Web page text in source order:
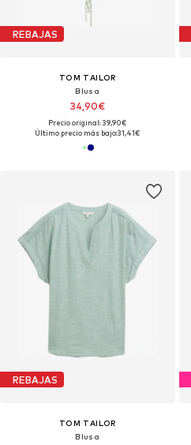
REBAJAS
TOM TAILOR
Blusa
34,90€
Precio original: 39,90€
Último precio más bajo:31,41€
REBAJAS
TOM TAILOR
Blusa